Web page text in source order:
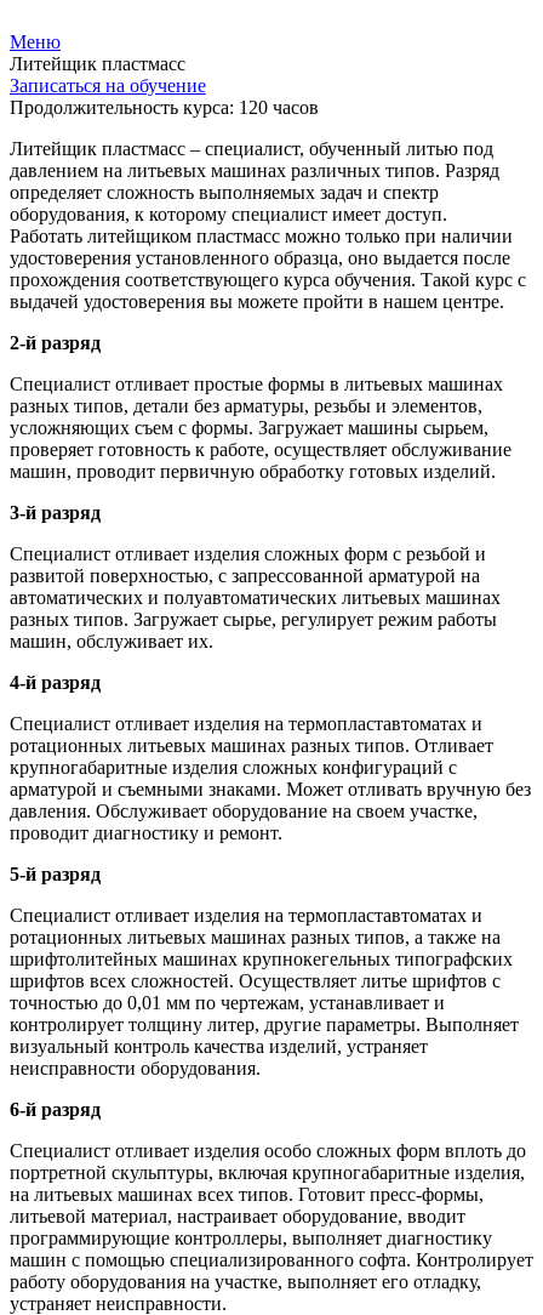
Меню
Литейщик пластмасс
Записаться на обучение
Продолжительность курса: 120 часов
Литейщик пластмасс – специалист, обученный литью под
давлением на литьевых машинах различных типов. Разряд
определяет сложность выполняемых задач и спектр
оборудования, к которому специалист имеет доступ.
Работать литейщиком пластмасс можно только при наличии
удостоверения установленного образца, оно выдается после
прохождения соответствующего курса обучения. Такой курс с
выдачей удостоверения вы можете пройти в нашем центре.
2-й разряд
Специалист отливает простые формы в литьевых машинах
разных типов, детали без арматуры, резьбы и элементов,
усложняющих съем с формы. Загружает машины сырьем,
проверяет готовность к работе, осуществляет обслуживание
машин, проводит первичную обработку готовых изделий.
3-й разряд
Специалист отливает изделия сложных форм с резьбой и
развитой поверхностью, с запрессованной арматурой на
автоматических и полуавтоматических литьевых машинах
разных типов. Загружает сырье, регулирует режим работы
машин, обслуживает их.
4-й разряд
Специалист отливает изделия на термопластавтоматах и
ротационных литьевых машинах разных типов. Отливает
крупногабаритные изделия сложных конфигураций с
арматурой и съемными знаками. Может отливать вручную без
давления. Обслуживает оборудование на своем участке,
проводит диагностику и ремонт.
5-й разряд
Специалист отливает изделия на термопластавтоматах и
ротационных литьевых машинах разных типов, а также на
шрифтолитейных машинах крупнокегельных типографских
шрифтов всех сложностей. Осуществляет литье шрифтов с
точностью до 0,01 мм по чертежам, устанавливает и
контролирует толщину литер, другие параметры. Выполняет
визуальный контроль качества изделий, устраняет
неисправности оборудования.
6-й разряд
Специалист отливает изделия особо сложных форм вплоть до
портретной скульптуры, включая крупногабаритные изделия,
на литьевых машинах всех типов. Готовит пресс-формы,
литьевой материал, настраивает оборудование, вводит
программирующие контроллеры, выполняет диагностику
машин с помощью специализированного софта. Контролирует
работу оборудования на участке, выполняет его отладку,
устраняет неисправности.